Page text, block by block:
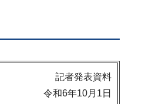
記者発表資料
令和6年10月1日